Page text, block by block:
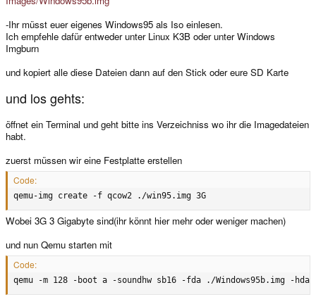
-Ihr müsst euer eigenes Windows95 als Iso einlesen.
Ich empfehle dafür entweder unter Linux K3B oder unter Windows
Imgburn
und kopiert alle diese Dateien dann auf den Stick oder eure SD Karte
und los gehts:
öffnet ein Terminal und geht bitte ins Verzeichniss wo ihr die Imagedateien
habt.
zuerst müssen wir eine Festplatte erstellen
Code:
qemu-img create -f qcow2 ./win95.img 3G
Wobei 3G 3 Gigabyte sind(ihr könnt hier mehr oder weniger machen)
und nun Qemu starten mit
Code:
qemu -m 128 -boot a -soundhw sb16 -fda ./Windows95b.img -